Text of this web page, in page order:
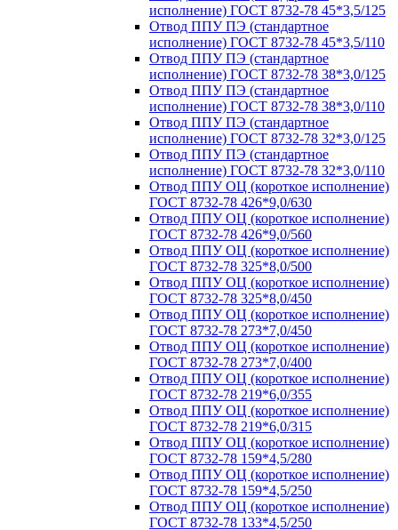
исполнение) ГОСТ 8732-78 45*3,5/125
Отвод ППУ ПЭ (стандартное
исполнение) ГОСТ 8732-78 45*3,5/110
Отвод ППУ ПЭ (стандартное
исполнение) ГОСТ 8732-78 38*3,0/125
Отвод ППУ ПЭ (стандартное
исполнение) ГОСТ 8732-78 38*3,0/110
Отвод ППУ ПЭ (стандартное
исполнение) ГОСТ 8732-78 32*3,0/125
Отвод ППУ ПЭ (стандартное
исполнение) ГОСТ 8732-78 32*3,0/110
Отвод ППУ ОЦ (короткое исполнение)
ГОСТ 8732-78 426*9,0/630
Отвод ППУ ОЦ (короткое исполнение)
ГОСТ 8732-78 426*9,0/560
Отвод ППУ ОЦ (короткое исполнение)
ГОСТ 8732-78 325*8,0/500
Отвод ППУ ОЦ (короткое исполнение)
ГОСТ 8732-78 325*8,0/450
Отвод ППУ ОЦ (короткое исполнение)
ГОСТ 8732-78 273*7,0/450
Отвод ППУ ОЦ (короткое исполнение)
ГОСТ 8732-78 273*7,0/400
Отвод ППУ ОЦ (короткое исполнение)
ГОСТ 8732-78 219*6,0/355
Отвод ППУ ОЦ (короткое исполнение)
ГОСТ 8732-78 219*6,0/315
Отвод ППУ ОЦ (короткое исполнение)
ГОСТ 8732-78 159*4,5/280
Отвод ППУ ОЦ (короткое исполнение)
ГОСТ 8732-78 159*4,5/250
Отвод ППУ ОЦ (короткое исполнение)
ГОСТ 8732-78 133*4,5/250